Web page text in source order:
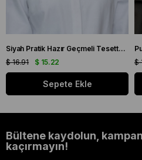
Siyah Pratik Hazır Geçmeli Tesettür Eşarp Sandy Kumaş Kendinden Boneli 1290_01
$ 15.22
$ 16.91
Sepete Ekle
$
Bültene kaydolun,
kaçırmayın!